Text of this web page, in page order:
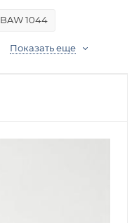
BAW 1044
Показать еще